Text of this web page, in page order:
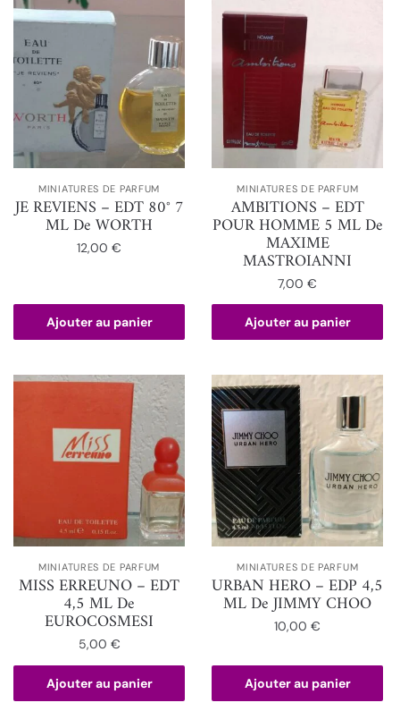
MINIATURES DE PARFUM
JE REVIENS – EDT 80° 7
ML De WORTH
12,00€
Ajouter au panier
MINIATURES DE PARFUM
AMBITIONS – EDT
POUR HOMME 5 ML De
MAXIME
MASTROIANNI
7,00€
Ajouter au panier
MINIATURES DE PARFUM
MISS ERREUNO – EDT
4,5 ML De
EUROCOSMESI
5,00 €
Ajouter au panier
MINIATURES DE PARFUM
URBAN HERO – EDP 4,5
ML De JIMMY CHOO
10,00€
Ajouter au panier